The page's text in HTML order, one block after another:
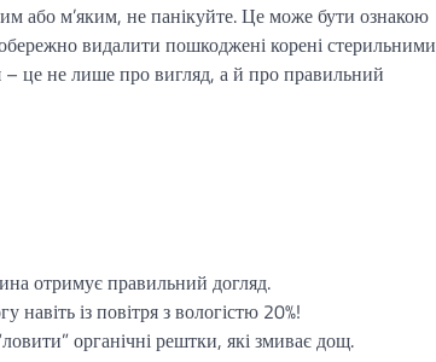
або м’яким, не панікуйте. Це може бути ознакою
видалити пошкоджені корені стерильними
– це не лише про вигляд, а й про правильний
отримує правильний догляд.
із повітря з вологістю 20%!
органічні рештки, які змиває дощ.